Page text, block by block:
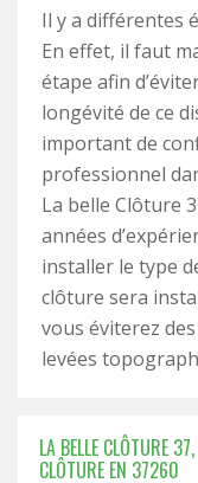
Il y a différentes
En effet, il faut
étape afin
longévité de ce
important de
professionnel
La belle Clôture
années
installer le type
clôture sera
vous éviterez
levées
LA BELLE CLÔTURE
CLÔTURE EN 37260